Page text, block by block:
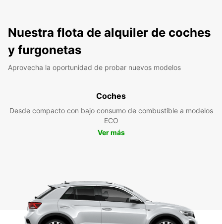
Nuestra flota de alquiler de coches
y furgonetas
Aprovecha la oportunidad de probar nuevos modelos
Coches
Desde compacto con bajo consumo de combustible a modelos
ECO
Ver más